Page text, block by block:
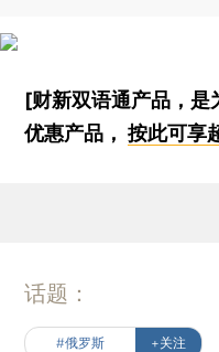
[财新双语通产品，是
优惠产品，按此可享
话题：
#俄罗斯 +关注